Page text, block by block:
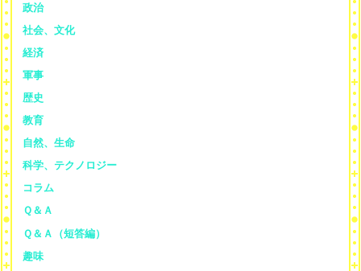
政治
社会、文化
経済
軍事
歴史
教育
自然、生命
科学、テクノロジー
コラム
Ｑ＆Ａ
Ｑ＆Ａ（短答編）
趣味